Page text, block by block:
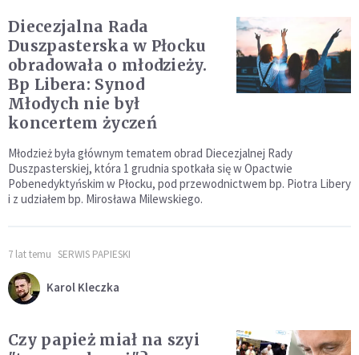
Diecezjalna Rada
Duszpasterska w Płocku
obradowała o młodzieży.
Bp Libera: Synod
Młodych nie był
koncertem życzeń
Młodzież była głównym tematem obrad Diecezjalnej Rady
Duszpasterskiej, która 1 grudnia spotkała się w Opactwie
Pobenedyktyńskim w Płocku, pod przewodnictwem bp. Piotra Libery
i z udziałem bp. Mirosława Milewskiego.
7 lat temu SERWIS PAPIESKI
Karol Kleczka
Czy papież miał na szyi